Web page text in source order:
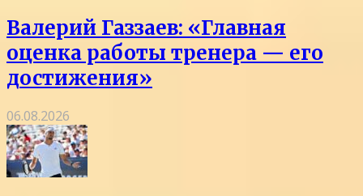
Валерий Газзаев: «Главная
оценка работы тренера — его
достижения»
06.08.2026